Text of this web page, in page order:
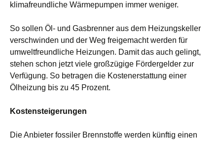
klimafreundliche Wärmepumpen immer weniger.
So sollen Öl- und Gasbrenner aus dem Heizungskeller
verschwinden und der Weg freigemacht werden für
umweltfreundliche Heizungen. Damit das auch gelingt,
stehen schon jetztviele großzügige Fördergelder zur
Verfügung. So betragen die Kostenerstattung einer
Ölheizung bis zu 45 Prozent.
Kostensteigerungen
Die Anbieter fossiler Brennstoffe werden künftig einen